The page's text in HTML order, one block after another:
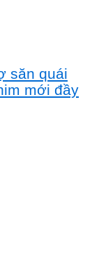
săn quái
mới đầy